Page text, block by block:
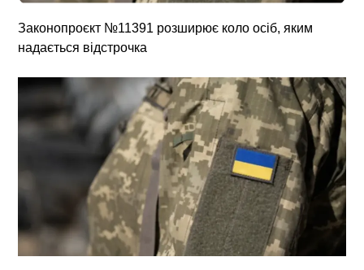
Законопроєкт №11391 розширює коло осіб, яким
надається відстрочка